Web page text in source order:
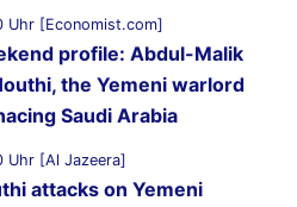
Uhr [Economist.com]
profile: Abdul-Malik
the Yemeni warlord
Saudi Arabia
Uhr [Al Jazeera]
attacks on Yemeni